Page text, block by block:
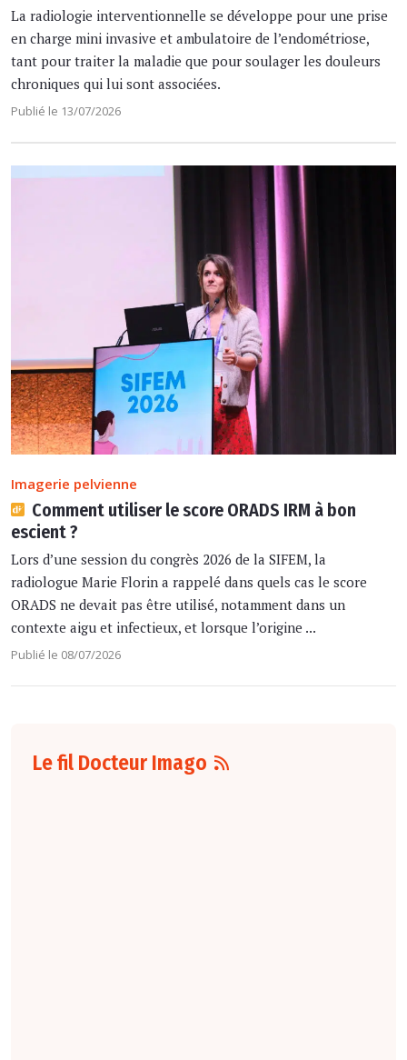
La radiologie interventionnelle se développe pour une prise
en charge mini invasive et ambulatoire de l’endométriose,
tant pour traiter la maladie que pour soulager les douleurs
chroniques qui lui sont associées.
Publié le 13/07/2026
Imagerie pelvienne
Comment utiliser le score ORADS IRM à bon
escient ?
Lors d’une session du congrès 2026 de la SIFEM, la
radiologue Marie Florin a rappelé dans quels cas le score
ORADS ne devait pas être utilisé, notamment dans un
contexte aigu et infectieux, et lorsque l’origine ...
Publié le 08/07/2026
Le fil Docteur Imago